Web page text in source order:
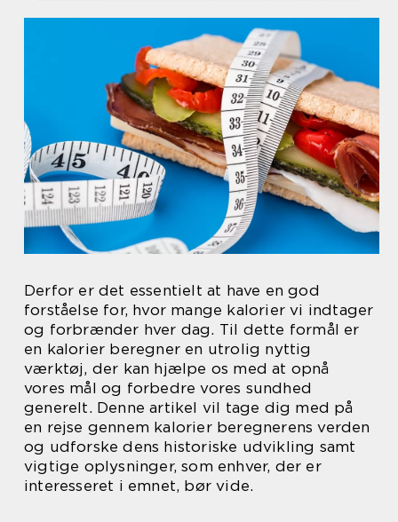
Derfor er det essentielt at have en god
forståelse for, hvor mange kalorier vi indtager
og forbrænder hver dag. Til dette formål er
en kalorier beregner en utrolig nyttig
værktøj, der kan hjælpe os med at opnå
vores mål og forbedre vores sundhed
generelt. Denne artikel vil tage dig med på
en rejse gennem kalorier beregnerens verden
og udforske dens historiske udvikling samt
vigtige oplysninger, som enhver, der er
interesseret i emnet, bør vide.